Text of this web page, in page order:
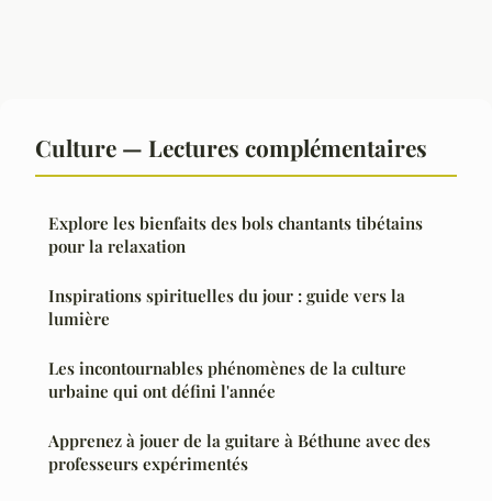
Culture — Lectures complémentaires
Explore les bienfaits des bols chantants tibétains
pour la relaxation
Inspirations spirituelles du jour : guide vers la
lumière
Les incontournables phénomènes de la culture
urbaine qui ont défini l'année
Apprenez à jouer de la guitare à Béthune avec des
professeurs expérimentés